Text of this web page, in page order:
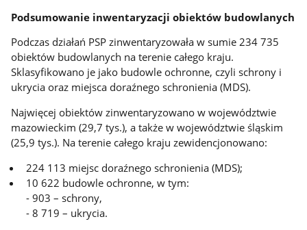
Podsumowanie inwentaryzacji obiektów budowlanych
Podczas działań PSP zinwentaryzowała w sumie 234 735
obiektów budowlanych na terenie całego kraju.
Sklasyfikowano je jako budowle ochronne, czyli schrony i
ukrycia oraz miejsca doraźnego schronienia (MDS).
Najwięcej obiektów zinwentaryzowano w województwie
mazowieckim (29,7 tys.), a także w województwie śląskim
(25,9 tys.). Na terenie całego kraju zewidencjonowano:
224 113 miejsc doraźnego schronienia (MDS);
10 622 budowle ochronne, w tym:
- 903 – schrony,
- 8 719 – ukrycia.